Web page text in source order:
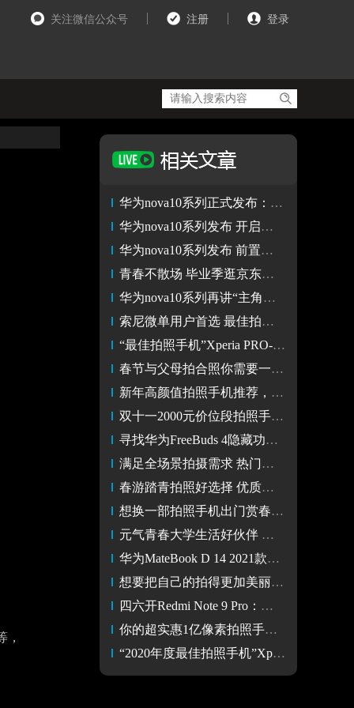
关注微信公众号 注册 登录
，
华为nova10系列正式发布：华为影像®加持，主角影像登场
华为nova10系列发布 开启主角影像新10代 售价2699元起
华为nova10系列发布 前置影像再升级售价2699元起
青春不散场 毕业季逛京东入手拍照手机 用Vlog记录校园回忆
华为nova10系列再讲“主角影像” 前置影像或迎来大升级
索尼微单用户首选 最佳拍照手机Xperia PRO-I
“最佳拍照手机”Xperia PRO-I 不仅是1英寸大底
春节与父母拍合照你需要一部拍照手机 京东春节期间也送货
新年高颜值拍照手机推荐，真我GT大师探索版抄底价2499起！
双十一2000元价位段拍照手机推荐 拍人拍物都好看
寻找华为FreeBuds 4隐藏功能 大学生活轻松Get！
满足全场景拍摄需求 热门拍照手机推荐
春游踏青拍照好选择 优质拍照手机推荐
想换一部拍照手机出门赏春 京东焕新季每天限量抢2021元神券
元气青春大学生活好伙伴 华为MateBook D 14 2021款全面提升
华为MateBook D 14 2021款陪伴元气青春大学生活
想要把自己的拍得更加美丽 这些的拍照手机不能错过
四六开Redmi Note 9 Pro：好多首发，超实惠1亿像素拍照手机来了
你的超实惠1亿像素拍照手机来了！Redmi Note 9 Pro体验
“2020年度最佳拍照手机”Xperia 1 II影音娱乐全面领跑